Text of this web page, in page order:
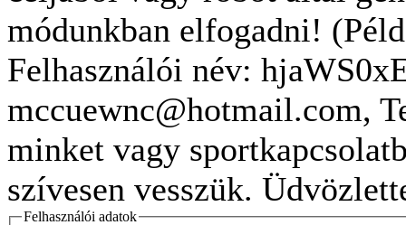
módunkban elfogadni!
Felhasználói név:
mccuewnc@hotmail.com,
minket vagy
szívesen vesszük.
Felhasználói adatok